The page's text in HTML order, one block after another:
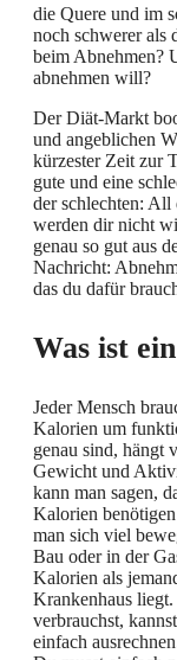
die Quere und im
noch schwerer als
beim Abnehmen?
abnehmen will?
Der Diät-Markt
und angeblichen
kürzester Zeit zur
gute und eine
der schlechten:
werden dir nicht
genau so gut aus
Nachricht:
das du dafür
Was ist
Jeder Mensch
Kalorien um
genau sind, hängt
Gewicht und
kann man sagen,
Kalorien
man sich viel
Bau oder in der
Kalorien als
Krankenhaus
verbrauchst,
einfach